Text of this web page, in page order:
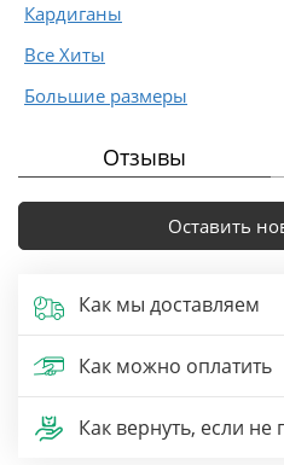
Кардиганы
Все Хиты
Большие размеры
Отзывы
Оставить
Как мы доставляем
Как можно оплатить
Как вернуть, если